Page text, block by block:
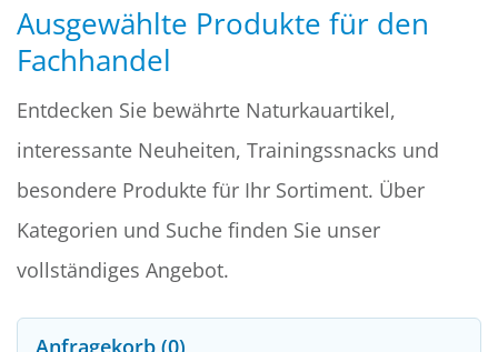
Ausgewählte Produkte für den
Fachhandel
Entdecken Sie bewährte Naturkauartikel,
interessante Neuheiten, Trainingssnacks und
besondere Produkte für Ihr Sortiment. Über
Kategorien und Suche finden Sie unser
vollständiges Angebot.
Anfragekorb (0)